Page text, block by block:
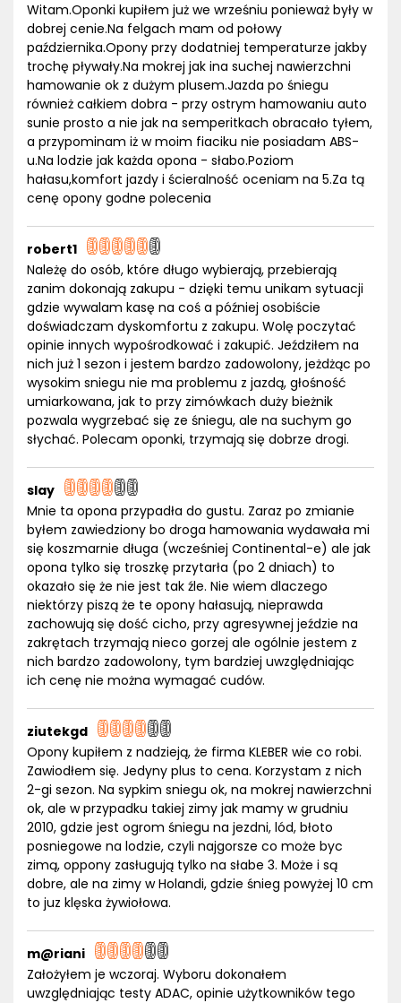
Witam.Oponki kupiłem już we wrześniu ponieważ były w
dobrej cenie.Na felgach mam od połowy
października.Opony przy dodatniej temperaturze jakby
trochę pływały.Na mokrej jak ina suchej nawierzchni
hamowanie ok z dużym plusem.Jazda po śniegu
również całkiem dobra - przy ostrym hamowaniu auto
sunie prosto a nie jak na semperitkach obracało tyłem,
a przypominam iż w moim fiaciku nie posiadam ABS-
u.Na lodzie jak każda opona - słabo.Poziom
hałasu,komfort jazdy i ścieralność oceniam na 5.Za tą
cenę opony godne polecenia
robert1
Należę do osób, które długo wybierają, przebierają
zanim dokonają zakupu - dzięki temu unikam sytuacji
gdzie wywalam kasę na coś a później osobiście
doświadczam dyskomfortu z zakupu. Wolę poczytać
opinie innych wypośrodkować i zakupić. Jeździłem na
nich już 1 sezon i jestem bardzo zadowolony, jeżdżąc po
wysokim sniegu nie ma problemu z jazdą, głośność
umiarkowana, jak to przy zimówkach duży bieżnik
pozwala wygrzebać się ze śniegu, ale na suchym go
słychać. Polecam oponki, trzymają się dobrze drogi.
slay
Mnie ta opona przypadła do gustu. Zaraz po zmianie
byłem zawiedziony bo droga hamowania wydawała mi
się koszmarnie długa (wcześniej Continental-e) ale jak
opona tylko się troszkę przytarła (po 2 dniach) to
okazało się że nie jest tak źle. Nie wiem dlaczego
niektórzy piszą że te opony hałasują, nieprawda
zachowują się dość cicho, przy agresywnej jeździe na
zakrętach trzymają nieco gorzej ale ogólnie jestem z
nich bardzo zadowolony, tym bardziej uwzględniając
ich cenę nie można wymagać cudów.
ziutekgd
Opony kupiłem z nadzieją, że firma KLEBER wie co robi.
Zawiodłem się. Jedyny plus to cena. Korzystam z nich
2-gi sezon. Na sypkim sniegu ok, na mokrej nawierzchni
ok, ale w przypadku takiej zimy jak mamy w grudniu
2010, gdzie jest ogrom śniegu na jezdni, lód, błoto
posniegowe na lodzie, czyli najgorsze co może byc
zimą, oppony zasługują tylko na słabe 3. Może i są
dobre, ale na zimy w Holandi, gdzie śnieg powyżej 10 cm
to juz klęska żywiołowa.
m@riani
Założyłem je wczoraj. Wyboru dokonałem
uwzględniając testy ADAC, opinie użytkowników tego